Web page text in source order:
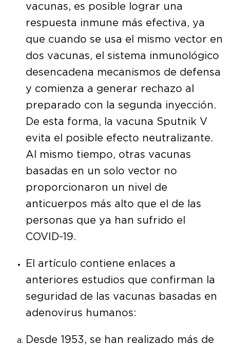
vacunas, es posible lograr una
respuesta inmune más efectiva, ya
que cuando se usa el mismo vector en
dos vacunas, el sistema inmunológico
desencadena mecanismos de defensa
y comienza a generar rechazo al
preparado con la segunda inyección.
De esta forma, la vacuna Sputnik V
evita el posible efecto neutralizante.
Al mismo tiempo, otras vacunas
basadas en un solo vector no
proporcionaron un nivel de
anticuerpos más alto que el de las
personas que ya han sufrido el
COVID-19.
El artículo contiene enlaces a
anteriores estudios que confirman la
seguridad de las vacunas basadas en
adenovirus humanos:
Desde 1953, se han realizado más de